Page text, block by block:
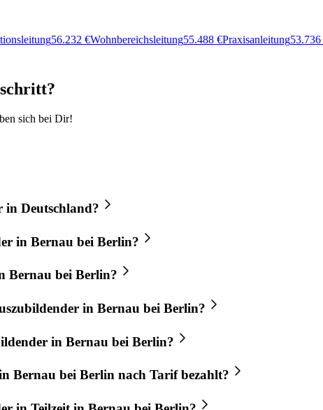
56.232 €Wohnbereichsleitung55.488 €Praxisanleitung53.736
sich bei Dir!
in Deutschland?
in Bernau bei Berlin?
Bernau bei Berlin?
in Bernau bei Berlin?
in Bernau bei Berlin?
Bernau bei Berlin nach Tarif bezahlt?